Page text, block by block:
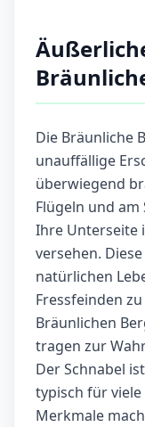
Die Bräunliche
unauffällige
überwiegend
Flügeln und
Ihre Unterseite
versehen.
natürlichen
Fressfeinden
Bräunlichen
tragen zur
Der Schnabel
typisch für
Merkmale